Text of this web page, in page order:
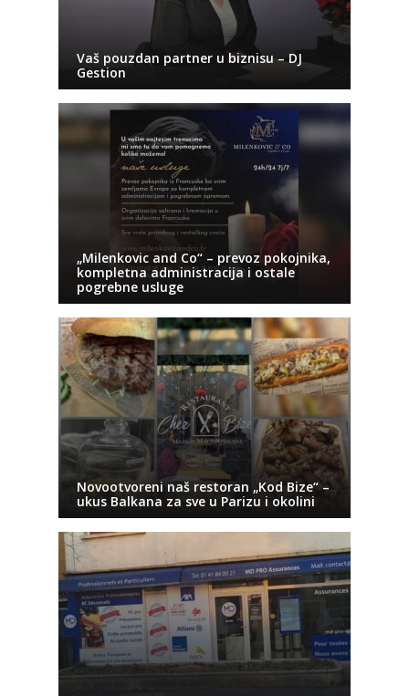
Vaš pouzdan partner u biznisu – DJ
Gestion
„Milenkovic and Co“ – prevoz pokojnika,
kompletna administracija i ostale
pogrebne usluge
Novootvoreni naš restoran „Kod Bize“ –
ukus Balkana za sve u Parizu i okolini